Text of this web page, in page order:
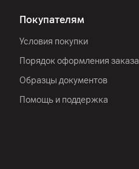
Покупателям
Условия покупки
Порядок оформления заказа
Образцы документов
Помощь и поддержка